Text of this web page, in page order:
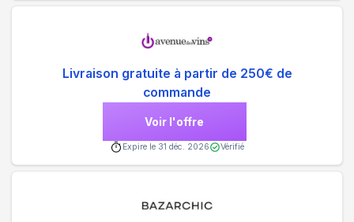
Livraison gratuite à partir de 250€ de
commande
Voir l'offre
Expire le 31 déc. 2026 Vérifié